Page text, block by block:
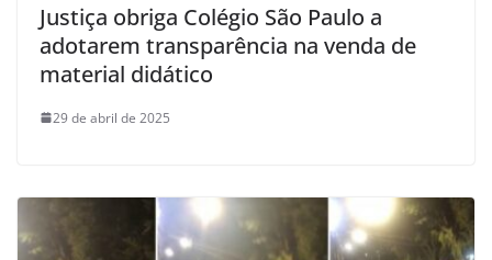
Justiça obriga Colégio São Paulo a
adotarem transparência na venda de
material didático
29 de abril de 2025